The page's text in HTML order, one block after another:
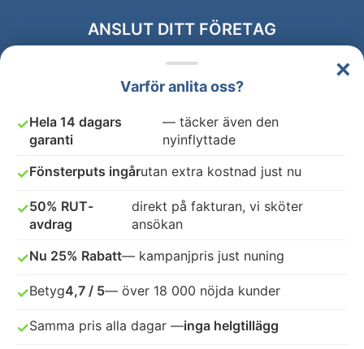
ANSLUT DITT FÖRETAG
×
Varför anlita oss?
✓Hela 14 dagars
garanti
— täcker även den
nyinflyttade
✓Fönsterputs ingårutan extra kostnad just nu
✓50% RUT-
avdrag
direkt på fakturan, vi sköter
ansökan
✓Nu 25% Rabatt— kampanjpris just nuning
✓Betyg4,7 / 5— över 18 000 nöjda kunder
✓Samma pris alla dagar —inga helgtillägg